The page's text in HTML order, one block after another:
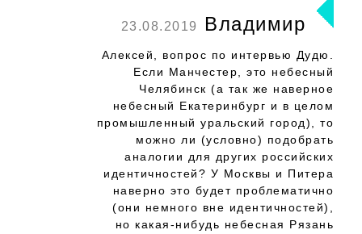
23.08.2019 Владимир
Алексей, вопрос по интервью Дудю.
Если Манчестер, это небесный
Челябинск (а так же наверное
небесный Екатеринбург и в целом
промышленный уральский город), то
можно ли (условно) подобрать
аналогии для других российских
идентичностей? У Москвы и Питера
наверно это будет проблематично
(они немного вне идентичностей),
но какая-нибудь небесная Рязань